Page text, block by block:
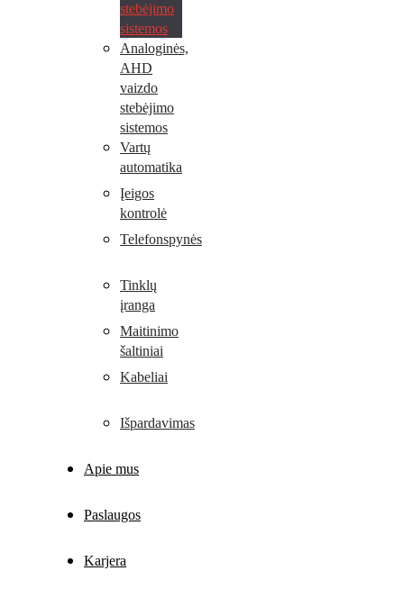
stebėjimo
sistemos
Analoginės,
AHD
vaizdo
stebėjimo
sistemos
Vartų
automatika
Įeigos
kontrolė
Telefonspynės
Tinklų
įranga
Maitinimo
šaltiniai
Kabeliai
Išpardavimas
Apie mus
Paslaugos
Karjera